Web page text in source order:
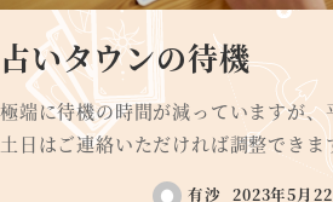
占いタウンの待機
極端に待機の時間が減っていますが
土日はご連絡いただければ調整でき
有沙 2023年5月22